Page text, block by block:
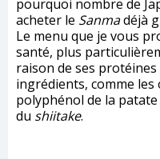
pourquoi nombre de
acheter le Sanmadéjà
Le menu que je vous
santé, plus
raison de ses
ingrédients, comme les
polyphénol de la
du shiitake.